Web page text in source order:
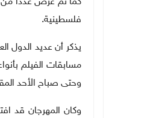
فلسطينية.
يذكر أن عديد الدول
مسابقات الفيلم
وحتى صباح الأحد
وكان المهرجان قد